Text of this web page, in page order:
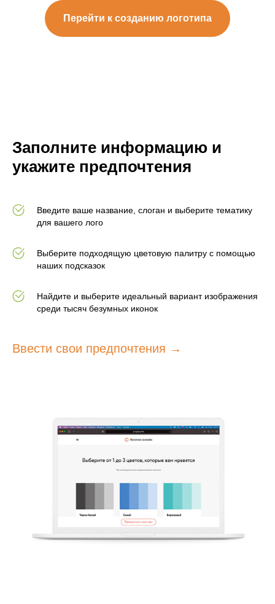
Перейти к созданию логотипа
Заполните информацию и
укажите предпочтения
Введите ваше название, слоган и выберите тематику
для вашего лого
Выберите подходящую цветовую палитру с помощью
наших подсказок
Найдите и выберите идеальный вариант изображения
среди тысяч безумных иконок
Ввести свои предпочтения